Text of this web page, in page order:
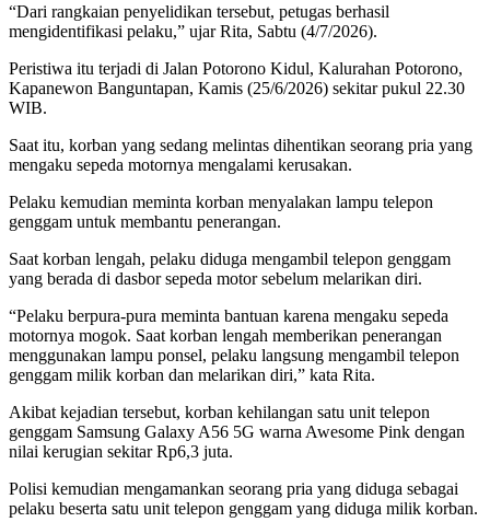
“Dari rangkaian penyelidikan tersebut, petugas berhasil
mengidentifikasi pelaku,” ujar Rita, Sabtu (4/7/2026).
Peristiwa itu terjadi di Jalan Potorono Kidul, Kalurahan Potorono,
Kapanewon Banguntapan, Kamis (25/6/2026) sekitar pukul 22.30
WIB.
Saat itu, korban yang sedang melintas dihentikan seorang pria yang
mengaku sepeda motornya mengalami kerusakan.
Pelaku kemudian meminta korban menyalakan lampu telepon
genggam untuk membantu penerangan.
Saat korban lengah, pelaku diduga mengambil telepon genggam
yang berada di dasbor sepeda motor sebelum melarikan diri.
“Pelaku berpura-pura meminta bantuan karena mengaku sepeda
motornya mogok. Saat korban lengah memberikan penerangan
menggunakan lampu ponsel, pelaku langsung mengambil telepon
genggam milik korban dan melarikan diri,” kata Rita.
Akibat kejadian tersebut, korban kehilangan satu unit telepon
genggam Samsung Galaxy A56 5G warna Awesome Pink dengan
nilai kerugian sekitar Rp6,3 juta.
Polisi kemudian mengamankan seorang pria yang diduga sebagai
pelaku beserta satu unit telepon genggam yang diduga milik korban.